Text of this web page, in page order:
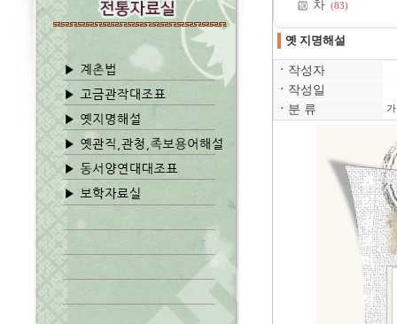
차 (83)
옛 지명해설
ㆍ 작성자
ㆍ 작성일
ㆍ 분 류 가